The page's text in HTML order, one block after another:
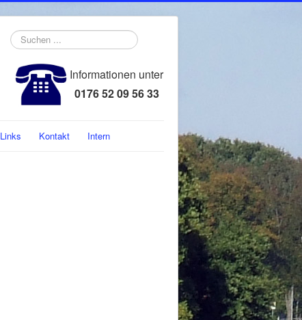
Suchen
...
Informationen unter
0176 52 09 56 33
Links Kontakt Intern